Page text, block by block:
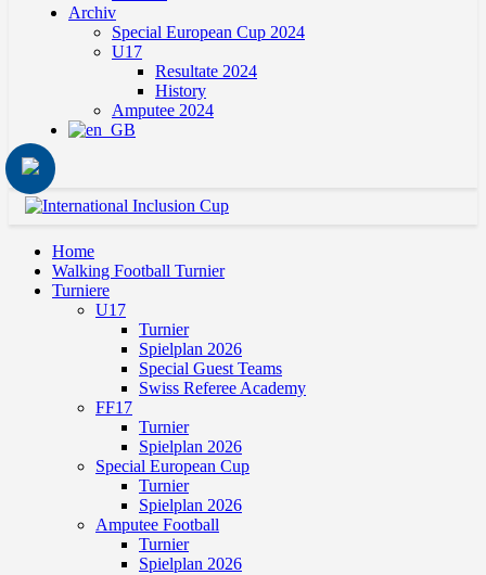
Archiv
Special European Cup 2024
U17
Resultate 2024
History
Amputee 2024
Home
Walking Football Turnier
Turniere
U17
Turnier
Spielplan 2026
Special Guest Teams
Swiss Referee Academy
FF17
Turnier
Spielplan 2026
Special European Cup
Turnier
Spielplan 2026
Amputee Football
Turnier
Spielplan 2026